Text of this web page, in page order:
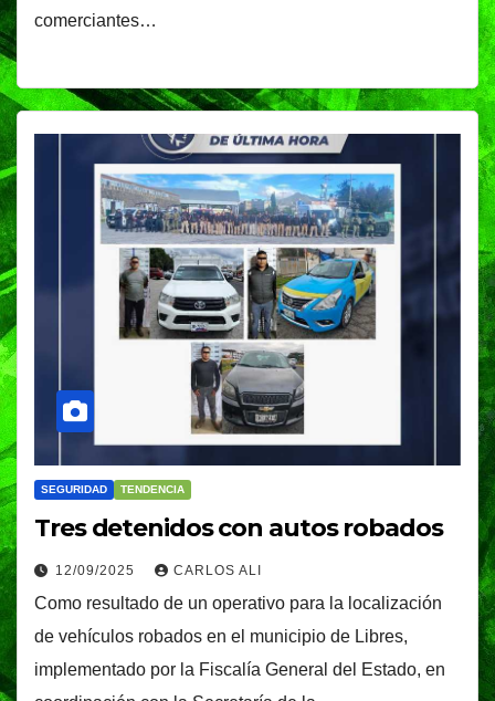
comerciantes…
SEGURIDAD TENDENCIA
Tres detenidos con autos robados
12/09/2025 CARLOS ALI
Como resultado de un operativo para la localización
de vehículos robados en el municipio de Libres,
implementado por la Fiscalía General del Estado, en